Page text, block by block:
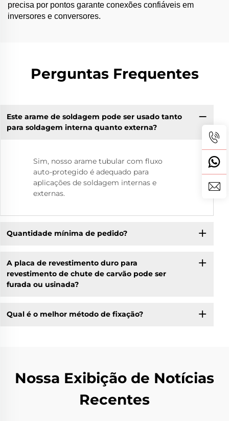
precisa por pontos garante conexões confiáveis em
inversores e conversores.
Perguntas Frequentes
Este arame de soldagem pode ser usado tanto
para soldagem interna quanto externa?
Sim, nosso arame tubular com fluxo
auto-protegido é adequado para
aplicações de soldagem internas e
externas.
Quantidade mínima de pedido?
A placa de revestimento duro para
revestimento de chute de carvão pode ser
furada ou usinada?
Qual é o melhor método de fixação?
Nossa Exibição de Notícias
Recentes